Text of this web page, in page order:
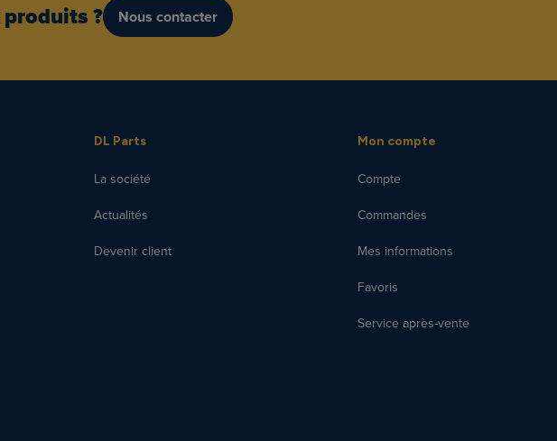
? Nous contacter
DL Parts
La société
Actualités
Devenir client
Mon compte
Compte
Commandes
Mes informations
Favoris
Service après-vente